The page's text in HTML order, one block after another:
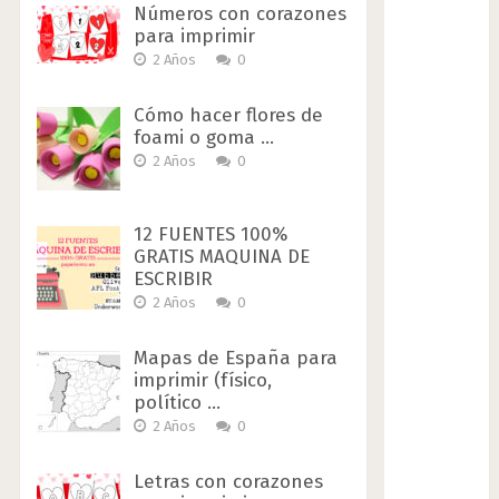
Números con corazones
para imprimir
2 Años 0
Cómo hacer flores de
foami o goma …
2 Años 0
12 FUENTES 100%
GRATIS MAQUINA DE
ESCRIBIR
2 Años 0
Mapas de España para
imprimir (físico,
político …
2 Años 0
Letras con corazones